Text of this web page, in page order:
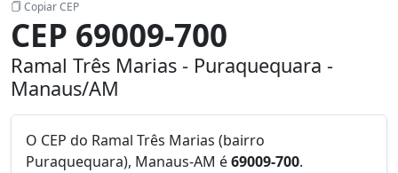
Copiar CEP
CEP 69009-700
Ramal Três Marias - Puraquequara -
Manaus/AM
O CEP do Ramal Três Marias (bairro
Puraquequara), Manaus-AM é69009-700.